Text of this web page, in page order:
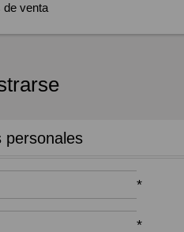
de venta
personales
*
*